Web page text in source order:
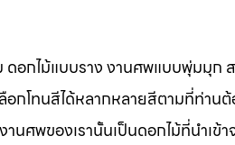
ดอกไม้แบบราง งานศพแบบพุ่มมุก
กโทนสีได้หลากหลายสีตามที่ท่าน
ศพของเรานั้นเป็นดอกไม้ที่นำเข้า